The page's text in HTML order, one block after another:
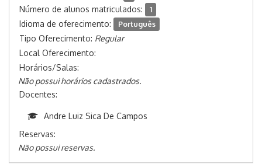
Número de alunos matriculados: 1
Idioma de oferecimento: Português
Tipo Oferecimento: Regular
Local Oferecimento:
Horários/Salas:
Não possui horários cadastrados.
Docentes:
Andre Luiz Sica De Campos
Reservas:
Não possui reservas.